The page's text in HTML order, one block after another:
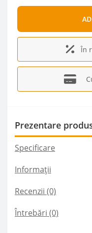
În
Prezentare
Specificare
Informații
Recenzii (0)
Întrebări (0)